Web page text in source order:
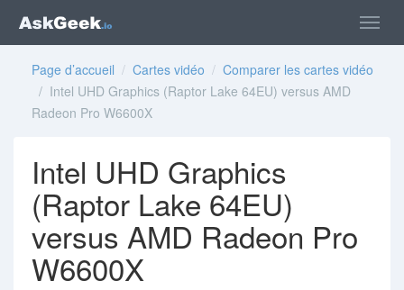
Page d’accueil / Cartes vidéo / Comparer les cartes vidéo
/ Intel UHD Graphics (Raptor Lake 64EU) versus AMD
Radeon Pro W6600X
Intel UHD Graphics
(Raptor Lake 64EU)
versus AMD Radeon Pro
W6600X